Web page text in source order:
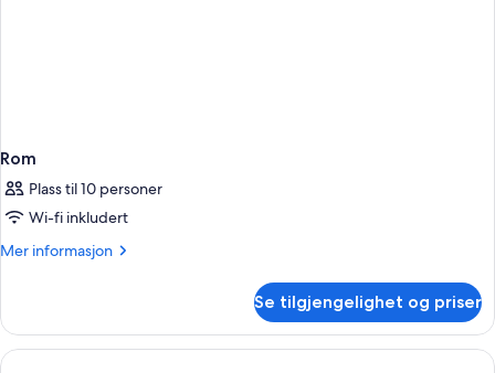
Rom
Plass til 10 personer
Wi-fi inkludert
Mer informasjon
Mer
Se tilgjengelighet og priser